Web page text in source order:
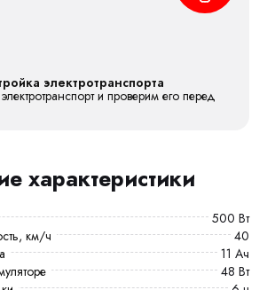
электротранспорта
и проверим его перед
характеристики
500 Вт
км/ч
40
11 Ач
48 Вт